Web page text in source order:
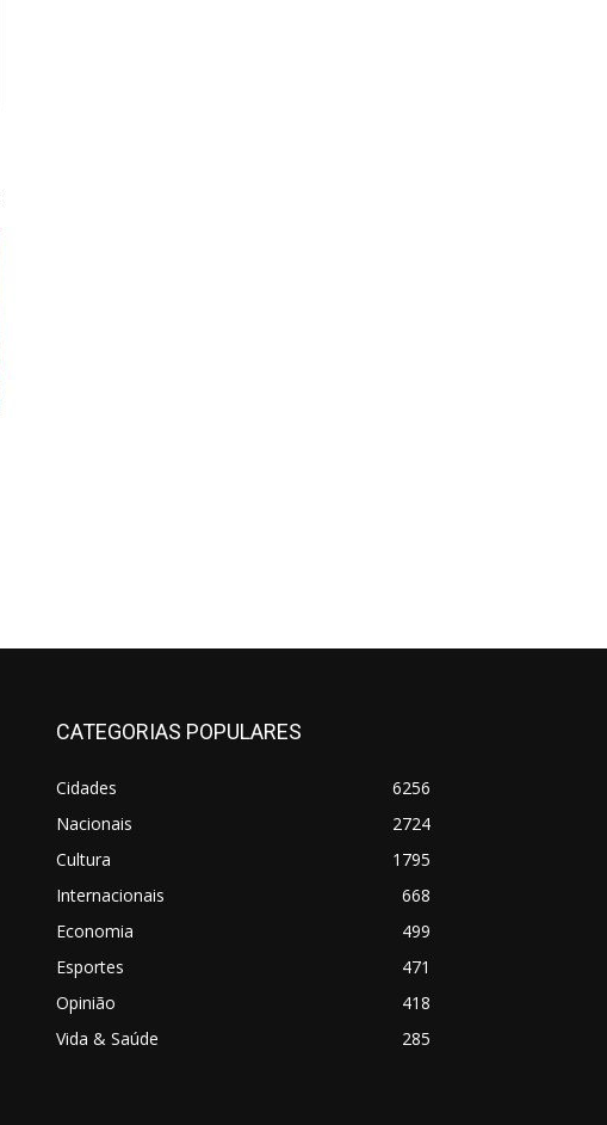
CATEGORIAS POPULARES
Cidades
6256
Nacionais
2724
Cultura
1795
Internacionais
668
Economia
499
Esportes
471
Opinião
418
Vida & Saúde
285